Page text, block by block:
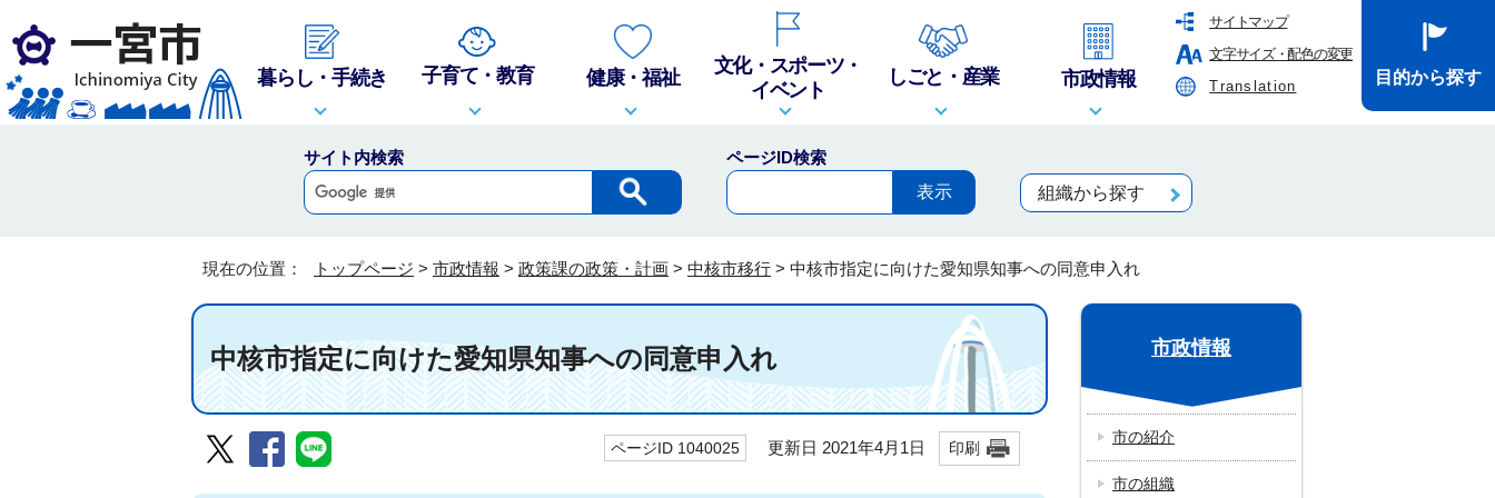
サイトマップ
文字サイズ・配色の変更
Translation
暮らし・手続き 子育て・教育 健康・福祉
文化・スポーツ・
イベント
しごと・産業 市政情報 目的から探す
サイト内検索
ページID検索
組織から探す
現在の位置： トップページ > 市政情報 > 政策課の政策・計画 > 中核市移行 > 中核市指定に向けた愛知県知事への同意申入れ
中核市指定に向けた愛知県知事への同意申入れ
ページID 1040025 更新日 2021年4月1日 印刷
市政情報
市の紹介
市の組織